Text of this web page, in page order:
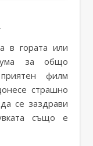
в гората или
за общо
филм
страшно
се заздрави
също е